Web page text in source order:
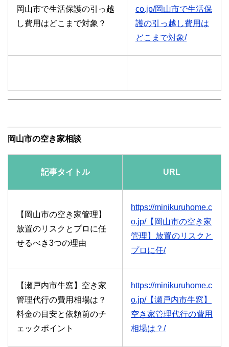
岡山市で生活保護の引っ越
し費用はどこまで対象？
co.jp/岡山市で生活保
護の引っ越し費用は
どこまで対象/
岡山市の空き家相談
記事タイトル URL
【岡山市の空き家管理】
放置のリスクとプロに任
せるべき3つの理由
https://minikuruhome.c
o.jp/【岡山市の空き家
管理】放置のリスクと
プロに任/
【瀬戸内市牛窓】空き家
管理代行の費用相場は？
料金の目安と依頼前のチ
ェックポイント
https://minikuruhome.c
o.jp/【瀬戸内市牛窓】
空き家管理代行の費用
相場は？/